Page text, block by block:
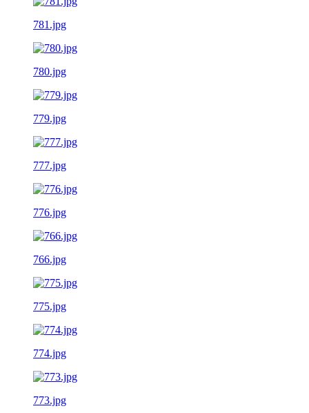
781.jpg
780.jpg
779.jpg
777.jpg
776.jpg
766.jpg
775.jpg
774.jpg
773.jpg